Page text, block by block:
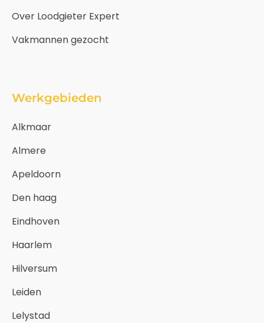
Over Loodgieter Expert
Vakmannen gezocht
Werkgebieden
Alkmaar
Almere
Apeldoorn
Den haag
Eindhoven
Haarlem
Hilversum
Leiden
Lelystad